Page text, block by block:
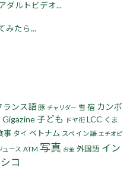
ダルトビデオ...
みたら...
ランス語 豚 チャリダー 雪 宿 カンボ
Gigazine子ども ドヤ街 LCC くま
事 タイ ベトナム スペイン語 エチオピ
ュース ATM 写真 お金 外国語 イン
コ